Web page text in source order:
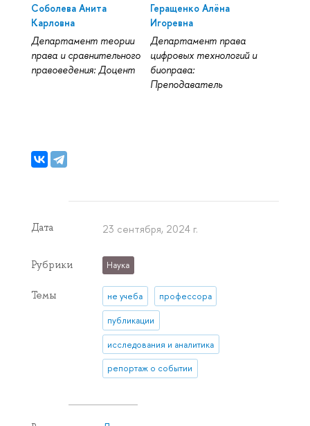
Соболева Анита
Карловна
Департамент теории
права и сравнительного
правоведения: Доцент
Геращенко Алёна
Игоревна
Департамент права
цифровых технологий и
биоправа:
Преподаватель
Дата 23 сентября, 2024 г.
Рубрики Наука
Темы не учеба профессора
публикации
исследования и аналитика
репортаж о событии